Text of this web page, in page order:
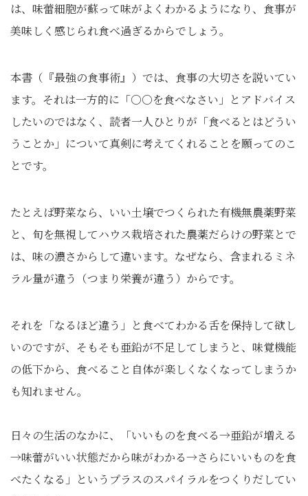
は、味蕾細胞が蘇って味がよくわかるようになり、食事が
美味しく感じられ食べ過ぎるからでしょう。
本書（『最強の食事術』）では、食事の大切さを説いてい
ます。それは一方的に「○○を食べなさい」とアドバイス
したいのではなく、読者一人ひとりが「食べるとはどうい
うことか」について真剣に考えてくれることを願ってのこ
とです。
たとえば野菜なら、いい土壌でつくられた有機無農薬野菜
と、旬を無視してハウス栽培された農薬だらけの野菜とで
は、味の濃さからして違います。なぜなら、含まれるミネ
ラル量が違う（つまり栄養が違う）からです。
それを「なるほど違う」と食べてわかる舌を保持して欲し
いのですが、そもそも亜鉛が不足してしまうと、味覚機能
の低下から、食べること自体が楽しくなくなってしまうか
も知れません。
日々の生活のなかに、「いいものを食べる→亜鉛が増える
→味蕾がいい状態だから味がわかる→さらにいいものを食
べたくなる」というプラスのスパイラルをつくりだしてい